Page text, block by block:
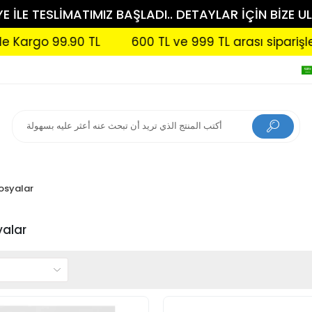
İLE TESLİMATIMIZ BAŞLADI.. DETAYLAR İÇİN BİZE
TL 600 TL ve 999 TL arası siparişlerinizde